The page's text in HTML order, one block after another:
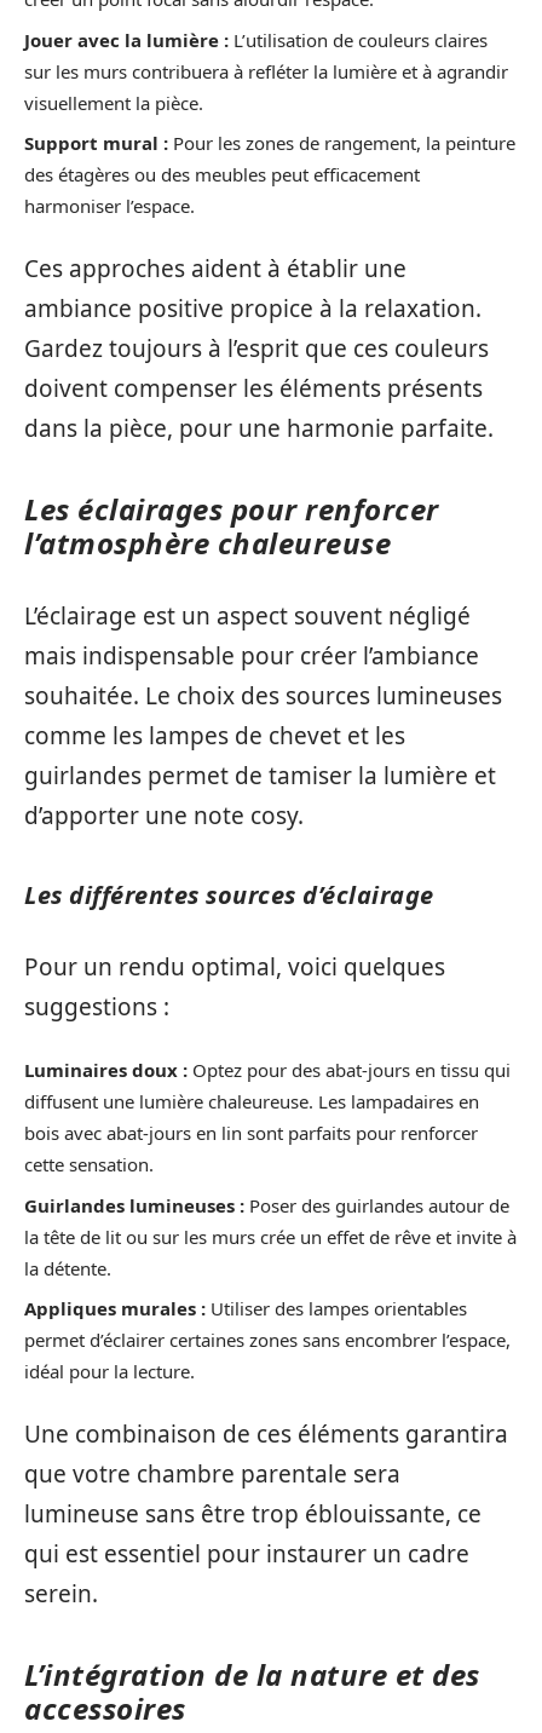
Jouer avec la lumière : L’utilisation de couleurs claires
sur les murs contribuera à refléter la lumière et à agrandir
visuellement la pièce.
Support mural : Pour les zones de rangement, la peinture
des étagères ou des meubles peut efficacement
harmoniser l’espace.
Ces approches aident à établir une
ambiance positive propice à la relaxation.
Gardez toujours à l’esprit que ces couleurs
doivent compenser les éléments présents
dans la pièce, pour une harmonie parfaite.
Les éclairages pour renforcer
l’atmosphère chaleureuse
L’éclairage est un aspect souvent négligé
mais indispensable pour créer l’ambiance
souhaitée. Le choix des sources lumineuses
comme les lampes de chevet et les
guirlandes permet de tamiser la lumière et
d’apporter une note cosy.
Les différentes sources d’éclairage
Pour un rendu optimal, voici quelques
suggestions :
Luminaires doux : Optez pour des abat-jours en tissu qui
diffusent une lumière chaleureuse. Les lampadaires en
bois avec abat-jours en lin sont parfaits pour renforcer
cette sensation.
Guirlandes lumineuses : Poser des guirlandes autour de
la tête de lit ou sur les murs crée un effet de rêve et invite à
la détente.
Appliques murales : Utiliser des lampes orientables
permet d’éclairer certaines zones sans encombrer l’espace,
idéal pour la lecture.
Une combinaison de ces éléments garantira
que votre chambre parentale sera
lumineuse sans être trop éblouissante, ce
qui est essentiel pour instaurer un cadre
serein.
L’intégration de la nature et des
accessoires